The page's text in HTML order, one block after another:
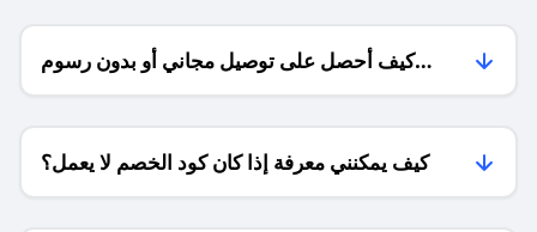
كيف أحصل على توصيل مجاني أو بدون رسوم
الشحن ؟
كيف يمكنني معرفة إذا كان كود الخصم لا يعمل؟